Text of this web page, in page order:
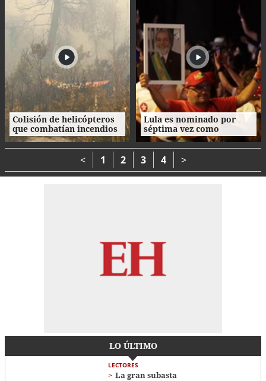
Colisión de helicópteros
que combatían incendios
en Grecia deja dos
muertos
Lula es nominado por
séptima vez como
candidato presidencial en
Brasil
< 1 2 3 4 >
LO ÚLTIMO
LECTORES
La gran subasta